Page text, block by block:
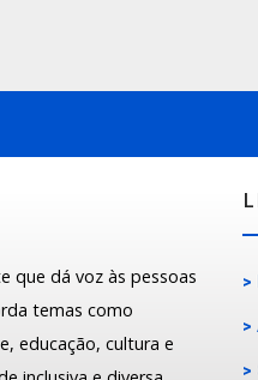
que dá voz às pessoas
temas como
educação, cultura e
>
>
>